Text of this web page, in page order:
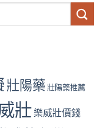
壯陽藥 壯陽藥推薦
壯樂威壯價錢